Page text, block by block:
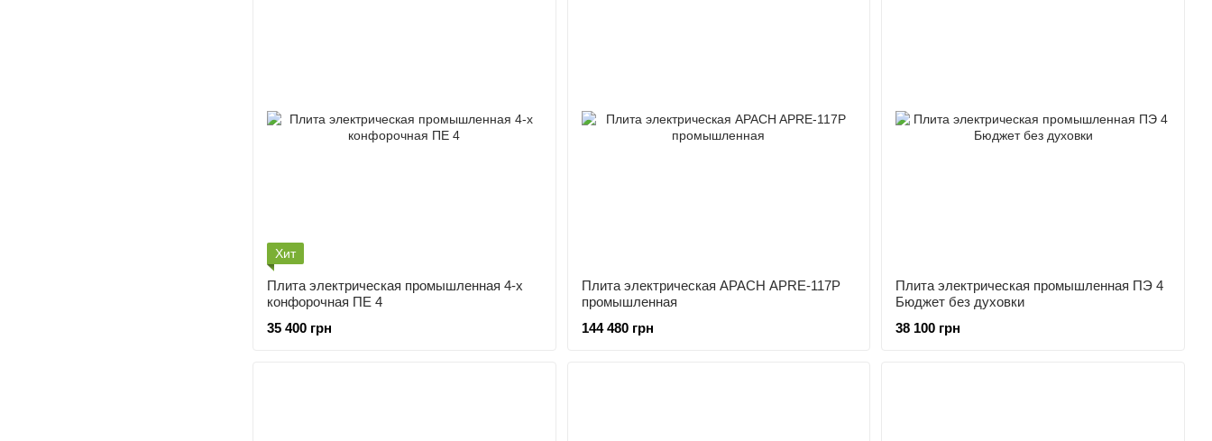
Хит
Плита электрическая промышленная 4-х
конфорочная ПЕ 4
35 400 грн
Плита электрическая APACH APRE-117P
промышленная
144 480 грн
Плита электрическая промышленная ПЭ 4
Бюджет без духовки
38 100 грн